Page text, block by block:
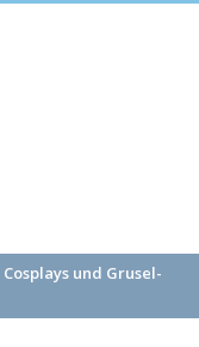
und Grusel-